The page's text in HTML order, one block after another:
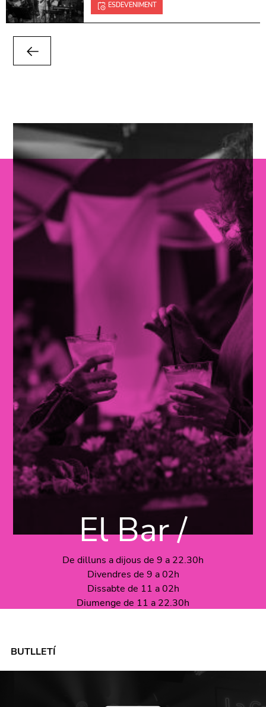
ESDEVENIMENT
PÀGINA ANTERIOR
El Bar /
De dilluns a dijous de 9 a 22.30h
Divendres de 9 a 02h
Dissabte de 11 a 02h
Diumenge de 11 a 22.30h
BUTLLETÍ